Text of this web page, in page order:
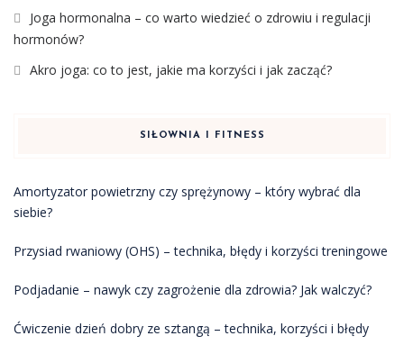
Joga hormonalna – co warto wiedzieć o zdrowiu i regulacji
hormonów?
Akro joga: co to jest, jakie ma korzyści i jak zacząć?
SIŁOWNIA I FITNESS
Amortyzator powietrzny czy sprężynowy – który wybrać dla
siebie?
Przysiad rwaniowy (OHS) – technika, błędy i korzyści treningowe
Podjadanie – nawyk czy zagrożenie dla zdrowia? Jak walczyć?
Ćwiczenie dzień dobry ze sztangą – technika, korzyści i błędy